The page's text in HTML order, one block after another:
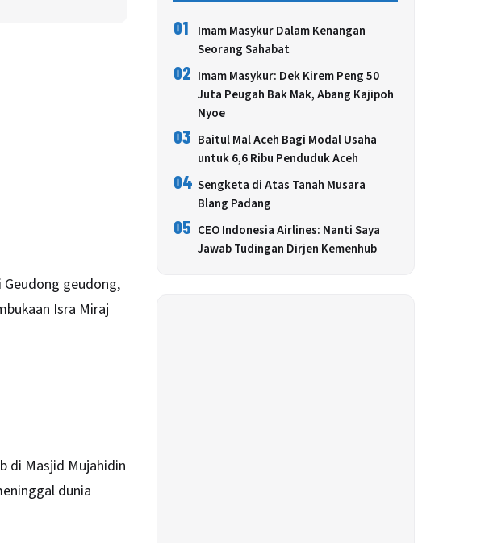
geudong,
Isra Miraj
di Masjid Mujahidin
dunia
01
Imam Masykur Dalam Kenangan
Seorang Sahabat
02 Imam Masykur: Dek Kirem Peng 50
Juta Peugah Bak Mak, Abang Kajipoh
Nyoe
03 Baitul Mal Aceh Bagi Modal Usaha
untuk 6,6 Ribu Penduduk Aceh
04 Sengketa di Atas Tanah Musara
Blang Padang
05 CEO Indonesia Airlines: Nanti Saya
Jawab Tudingan Dirjen Kemenhub